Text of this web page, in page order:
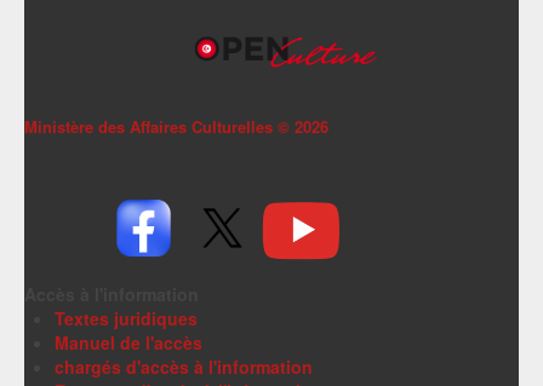
Ministère des Affaires Culturelles © 2026
Textes juridiques
Manuel de l'accès
chargés d'accès à l'information